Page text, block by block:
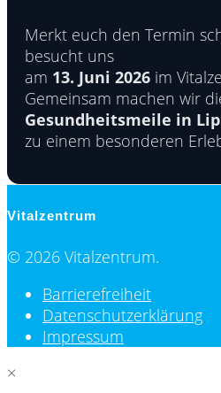
Merkt euch den Termin
besucht uns
am 13. Juni 2026 im
Gemeinsam machen wir
Gesundheitsmeile in
zu einem besonderen
Vitalzentrum
© 2026 Vitalzentrum.
Barrierefreiheit
Datenschutzerklärung
Impressum
×